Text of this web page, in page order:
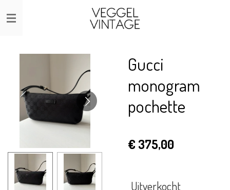
Ga
direct
Gucci
monogram
pochette
€ 375,00
Uitverkocht